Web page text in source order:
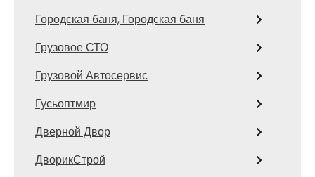
Городская баня, Городская баня
Грузовое СТО
Грузовой Автосервис
Гусьоптмир
Дверной Двор
ДворикСтрой